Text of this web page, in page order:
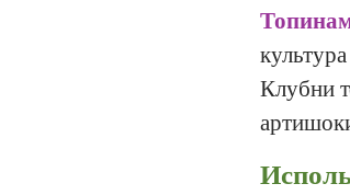
культура
Клубни